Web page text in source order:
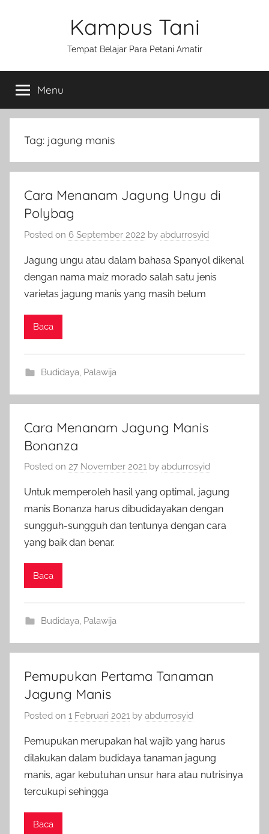
Kampus Tani
Tempat Belajar Para Petani Amatir
Menu
Tag: jagung manis
Cara Menanam Jagung Ungu di
Polybag
Posted on 6 September 2022 by abdurrosyid
Jagung ungu atau dalam bahasa Spanyol dikenal
dengan nama maiz morado salah satu jenis
varietas jagung manis yang masih belum
Baca
Budidaya Palawija
Cara Menanam Jagung Manis
Bonanza
Posted on 27 November 2021 by abdurrosyid
Untuk memperoleh hasil yang optimal, jagung
manis Bonanza harus dibudidayakan dengan
sungguh-sungguh dan tentunya dengan cara
yang baik dan benar.
Baca
Budidaya, Palawija
Pemupukan Pertama Tanaman
Jagung Manis
Posted on 1 Februari 2021 by abdurrosyid
Pemupukan merupakan hal wajib yang harus
dilakukan dalam budidaya tanaman jagung
manis, agar kebutuhan unsur hara atau nutrisinya
tercukupi sehingga
Baca